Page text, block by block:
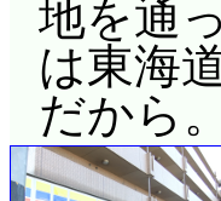
地を通
は東海
だから。